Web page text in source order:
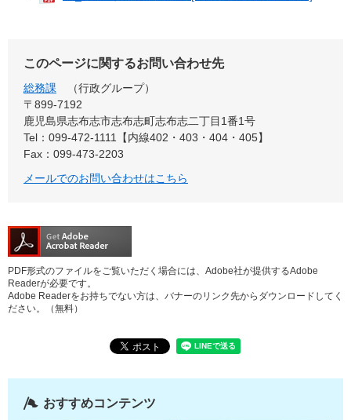
このページに関するお問い合わせ先
総務課
行政グループ
〒899-7192
鹿児島県志布志市志布志町志布志二丁目1番1号
Tel：099-472-1111【内線402・403・404・405】
Fax：099-473-2203
メールでのお問い合わせはこちら
PDF形式のファイルをご覧いただく場合には、Adobe社が提供するAdobe
Readerが必要です。
Adobe Readerをお持ちでない方は、バナーのリンク先からダウンロードしてく
ださい。（無料）
おすすめコンテンツ